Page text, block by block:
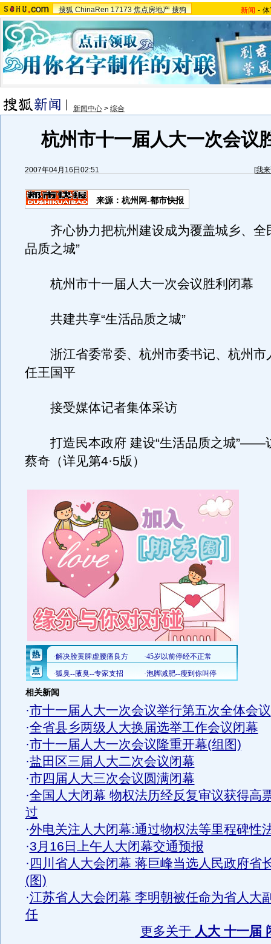
搜狐 ChinaRen 17173 焦点房地产 搜狗 新闻 -
新闻中心 > 综合
杭州市十一届人大一次会议
2007年04月16日02:51 [我
来源：杭州网-都市快报
齐心协力把杭州建设成为覆盖城乡、全
品质之城”
杭州市十一届人大一次会议胜利闭幕
共建共享“生活品质之城”
浙江省委常委、杭州市委书记、杭州市
任王国平
接受媒体记者集体采访
打造民本政府 建设“生活品质之城”——
蔡奇（详见第4·5版）
相关新闻
·市十一届人大一次会议举行第五次全体会议
·全省县乡两级人大换届选举工作会议闭幕
·市十一届人大一次会议隆重开幕(组图)
·盐田区三届人大二次会议闭幕
·市四届人大三次会议圆满闭幕
·全国人大闭幕 物权法历经反复审议获得高
过
·外电关注人大闭幕:通过物权法等里程碑性
·3月16日上午人大闭幕交通预报
·四川省人大会闭幕 蒋巨峰当选人民政府省
(图)
·江苏省人大会闭幕 李明朝被任命为省人大
任
更多关于 人大 十一届